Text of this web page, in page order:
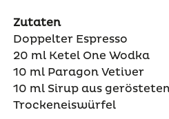
Zutaten
Doppelter Espresso
20 ml Ketel One Wodka
10 ml Paragon Vetiver
10 ml Sirup aus
Trockeneiswürfel